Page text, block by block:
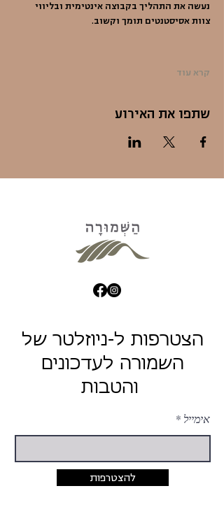
נעשה את התהליך בקבוצה אינטימית ובליווי
צוות אסיסטנטים תומך וקשוב.
קרא עוד
שתפו את האירוע
הצטרפות ל-ניוזלטר של
השמורה לעדכונים
אימייל
להצטרפות